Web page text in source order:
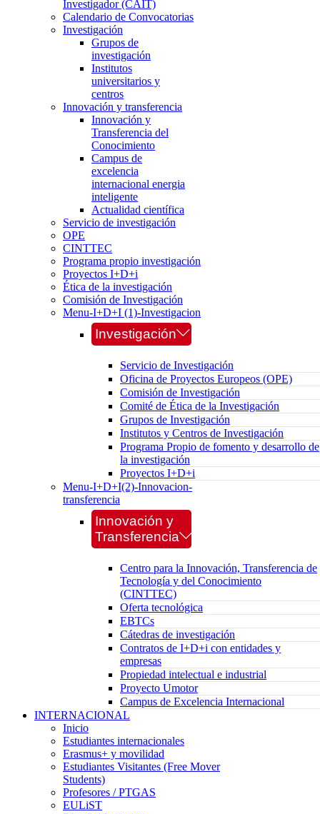
Investigador (CAIT)
Calendario de Convocatorias
Investigación
Grupos de
investigación
Institutos
universitarios y
centros
Innovación y transferencia
Innovación y
Transferencia del
Conocimiento
Campus de
excelencia
internacional energia
inteligente
Actualidad científica
Servicio de investigación
OPE
CINTTEC
Programa propio investigación
Proyectos I+D+i
Ética de la investigación
Comisión de Investigación
Menu-I+D+I (1)-Investigacion
Investigación
Servicio de Investigación
Oficina de Proyectos Europeos (OPE)
Comisión de Investigación
Comité de Ética de la Investigación
Grupos de Investigación
Institutos y Centros de Investigación
Programa Propio de fomento y desarrollo de
la investigación
Proyectos I+D+i
Menu-I+D+I(2)-Innovacion-
transferencia
Innovación y
Transferencia
Centro para la Innovación, Transferencia de
Tecnología y del Conocimiento
(CINTTEC)
Oferta tecnológica
EBTCs
Cátedras de investigación
Contratos de I+D+i con entidades y
empresas
Propiedad intelectual e industrial
Proyecto Umotor
Campus de Excelencia Internacional
INTERNACIONAL
Inicio
Estudiantes internacionales
Erasmus+ y movilidad
Estudiantes Visitantes (Free Mover
Students)
Profesores / PTGAS
EULiST